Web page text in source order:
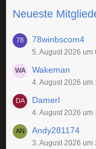
Neueste
78winbscom4
5. August 2026 um
Wakeman
4. August 2026 um
Damerl
4. August 2026 um
Andy281174
3. August 2026 um